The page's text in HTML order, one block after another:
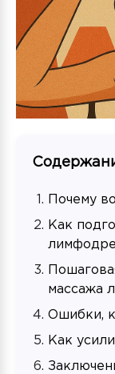
Почему
Как
массажа
Ошибки,
Как